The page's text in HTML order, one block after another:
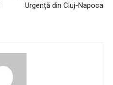
Urgență din Cluj-Napoca